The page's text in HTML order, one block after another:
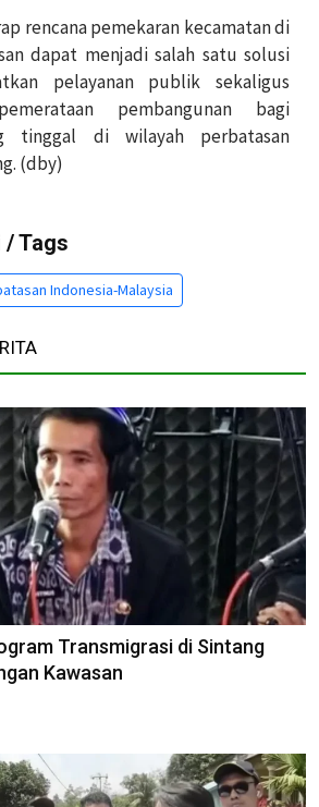
rencana pemekaran kecamatan di
dapat menjadi salah satu solusi
pelayanan publik sekaligus
pembangunan bagi
tinggal di wilayah perbatasan
(dby)
/ Tags
Indonesia-Malaysia
Transmigrasi di Sintang
Kawasan